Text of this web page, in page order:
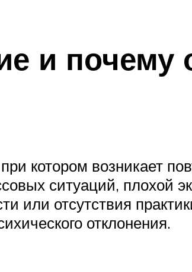
и почему
котором возникает
ситуаций, плохой
или отсутствия
отклонения.